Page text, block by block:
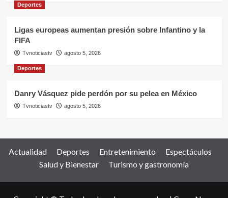
Deportes
Ligas europeas aumentan presión sobre Infantino y la
FIFA
Tvnoticiastv agosto 5, 2026
Deportes
Danry Vásquez pide perdón por su pelea en México
Tvnoticiastv agosto 5, 2026
Actualidad Deportes Entretenimiento
Espectáculos
Salud y Bienestar
Turismo y gastronomía